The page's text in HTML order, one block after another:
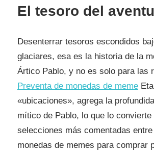
El tesoro del
Desenterrar tesoros escondidos
glaciares, esa es la historia de la
Ártico Pablo, y no es solo para las
Preventa de monedas de meme
«ubicaciones», agrega la
mítico de Pablo, lo que lo convierte
selecciones más comentadas
monedas de memes para comprar